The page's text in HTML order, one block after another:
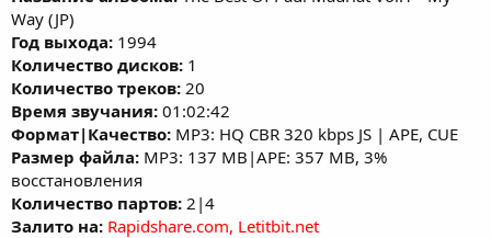
Way (JP)
Год выхода: 1994
Количество дисков: 1
Количество треков: 20
Время звучания: 01:02:42
Формат|Качество: MP3: HQ CBR 320 kbps JS | APE, CUE
Размер файла: MP3: 137 MB|APE: 357 MB, 3%
восстановления
Количество партов: 2|4
Залито на: Rapidshare.com, Letitbit.net